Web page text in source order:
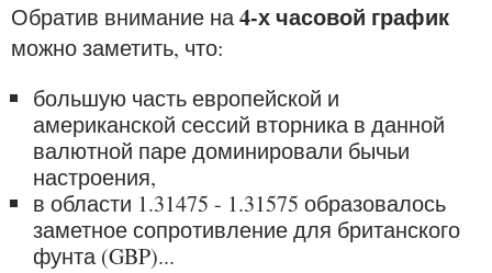
Обратив внимание на4-х часовой график
можно заметить, что:
большую часть европейской и
американской сессий вторника в данной
валютной паре доминировали бычьи
настроения,
в области 1.31475 - 1.31575 образовалось
заметное сопротивление для британского
фунта (GBP)...